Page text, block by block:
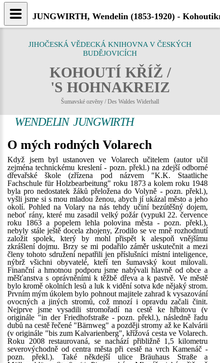
JIHOČESKÁ VĚDECKÁ KNIHOVNA V ČESKÝCH
BUDĚJOVICÍCH
KOHOUTÍ KŘÍŽ /
'S HOHNAKREIZ
Šumavské ozvěny / Des Waldes Widerhall
WENDELIN JUNGWIRTH
O mých rodných Volarech
Když jsem byl ustanoven ve Volarech učitelem (autor učil
zejména technickému kreslení - pozn. překl.) na zdejší odborné
dřevařské škole (zřízena pod názvem "K.K. Staatliche
Fachschule für Holzbearbeitung" roku 1873 a kolem roku 1948
byla pro nedostatek žáků přeložena do Volyně - pozn. překl.),
vyšli jsme si s mou mladou ženou, abych jí ukázal město a jeho
okolí. Pohled na Volary na nás tehdy učiní bezútěšný dojem,
neboť rány, které mu zasadil velký požár (vypukl 22. července
roku 1863 a popelem lehla polovina města - pozn. překl.),
nebyly stále ještě docela zhojeny, Zrodilo se ve mně rozhodnutí
založit spolek, který by mohl přispět k alespoň vnějšímu
zkrášlení dojmu. Brzy se mi podařilo záměr uskutečnit a mezi
členy tohoto sdružení nepatřili jen příslušníci místní inteligence,
nýbrž všichni obyvatelé, kteří ten šumavský kout milovali.
Finanční a hmotnou podporu jsme nabývali hlavně od obce a
měšťanstva s oprávněními k těžbě dřeva a k pastvě. Ve městě
bylo kromě okolních lesů a luk k vidění sotva kde nějaký strom.
Prvním mým úkolem bylo pohnout majitele zahrad k vysazování
ovocných a jiných stromů, což mnozí i opravdu začali činit.
Nejprve jsme vysadili stromořadí na cestě ke hřbitovu (v
originále "in der Friedhofstraße - pozn. překl.), následně řadu
dubů na cestě řečené "Bärnweg" a později stromy až ke Kalvárii
(v originále "bis zum Kalvarienberg", křížová cesta ve Volarech.
Roku 2008 restaurovaná, se nachází přibližně 1,5 kilometru
severovýchodně od centra města při cestě na vrch Kamenáč -
pozn. překl.). Také někdejší ulice Bräuhaus Straße a
JUNGWIRTH, Wendelin (1853-1920) -